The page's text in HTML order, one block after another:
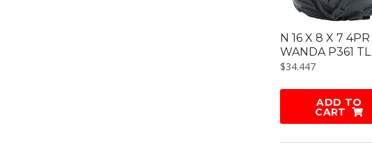
N 16 X 8 X 7 4PR
WANDA P361 TL
$34.447
ADD TO
CART